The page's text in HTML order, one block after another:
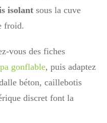
isolant sous la cuve
froid.
vous des fiches
gonflable, puis adaptez
béton, caillebotis
discret font la